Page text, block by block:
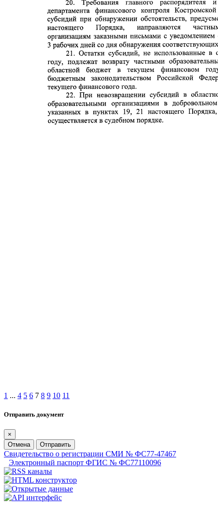
1 ... 4 5 6 7 8 9 10 11
Отправить документ
×
Отмена
Отправить
Свидетельство о регистрации СМИ № ФС77-47467
Электронный паспорт ФГИС № ФС77110096